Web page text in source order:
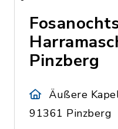
Pinzberg
Äußere
91361 Pinzberg